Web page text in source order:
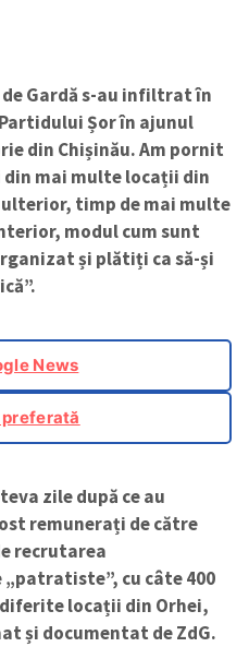
Gardă s-au infiltrat în
Șor în ajunul
din Chișinău. Am pornit
mai multe locații din
timp de mai multe
modul cum sunt
și plătiți ca să-și
News
zile după ce au
remunerați de către
recrutarea
cu câte 400
locații din Orhei,
și documentat de ZdG.